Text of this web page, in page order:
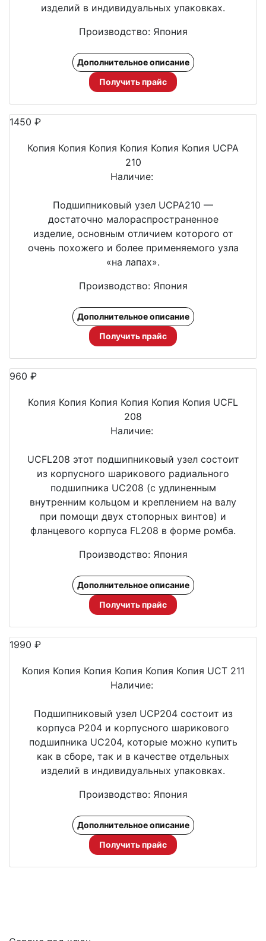
изделий в индивидуальных упаковках.
Производство: Япония
Дополнительное описание
Получить прайс
1450 ₽
Копия Копия Копия Копия Копия Копия UCPA
210
Наличие:
Подшипниковый узел UCPA210 —
достаточно малораспространенное
изделие, основным отличием которого от
очень похожего и более применяемого узла
«на лапах».
Производство: Япония
Дополнительное описание
Получить прайс
960 ₽
Копия Копия Копия Копия Копия Копия UCFL
208
Наличие:
UCFL208 этот подшипниковый узел состоит
из корпусного шарикового радиального
подшипника UС208 (с удлиненным
внутренним кольцом и креплением на валу
при помощи двух стопорных винтов) и
фланцевого корпуса FL208 в форме ромба.
Производство: Япония
Дополнительное описание
Получить прайс
1990 ₽
Копия Копия Копия Копия Копия Копия UCT 211
Наличие:
Подшипниковый узел UCP204 состоит из
корпуса P204 и корпусного шарикового
подшипника UC204, которые можно купить
как в сборе, так и в качестве отдельных
изделий в индивидуальных упаковках.
Производство: Япония
Дополнительное описание
Получить прайс